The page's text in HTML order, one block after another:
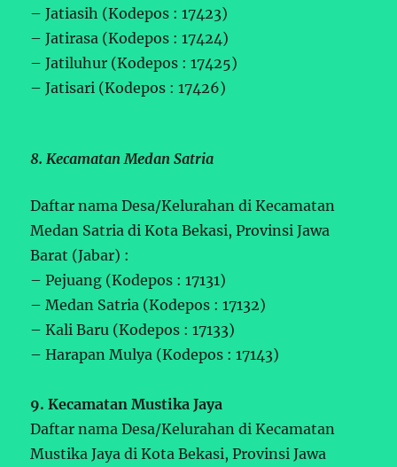
– Jatiasih (Kodepos : 17423)
– Jatirasa (Kodepos : 17424)
– Jatiluhur (Kodepos : 17425)
– Jatisari (Kodepos : 17426)
8. Kecamatan Medan Satria
Daftar nama Desa/Kelurahan di Kecamatan
Medan Satria di Kota Bekasi, Provinsi Jawa
Barat (Jabar) :
– Pejuang (Kodepos : 17131)
– Medan Satria (Kodepos : 17132)
– Kali Baru (Kodepos : 17133)
– Harapan Mulya (Kodepos : 17143)
9. Kecamatan Mustika Jaya
Daftar nama Desa/Kelurahan di Kecamatan
Mustika Jaya di Kota Bekasi, Provinsi Jawa